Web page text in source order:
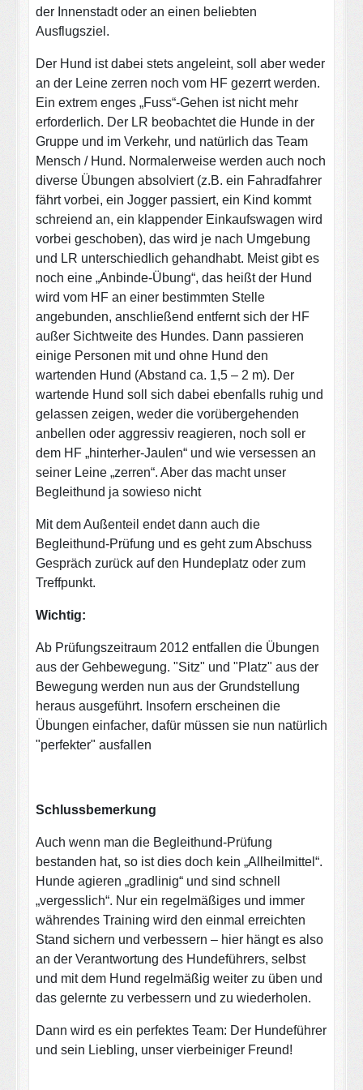
der Innenstadt oder an einen beliebten
Ausflugsziel.
Der Hund ist dabei stets angeleint, soll aber weder
an der Leine zerren noch vom HF gezerrt werden.
Ein extrem enges „Fuss“-Gehen ist nicht mehr
erforderlich. Der LR beobachtet die Hunde in der
Gruppe und im Verkehr, und natürlich das Team
Mensch / Hund. Normalerweise werden auch noch
diverse Übungen absolviert (z.B. ein Fahradfahrer
fährt vorbei, ein Jogger passiert, ein Kind kommt
schreiend an, ein klappender Einkaufswagen wird
vorbei geschoben), das wird je nach Umgebung
und LR unterschiedlich gehandhabt. Meist gibt es
noch eine „Anbinde-Übung“, das heißt der Hund
wird vom HF an einer bestimmten Stelle
angebunden, anschließend entfernt sich der HF
außer Sichtweite des Hundes. Dann passieren
einige Personen mit und ohne Hund den
wartenden Hund (Abstand ca. 1,5 – 2 m). Der
wartende Hund soll sich dabei ebenfalls ruhig und
gelassen zeigen, weder die vorübergehenden
anbellen oder aggressiv reagieren, noch soll er
dem HF „hinterher-Jaulen“ und wie versessen an
seiner Leine „zerren“. Aber das macht unser
Begleithund ja sowieso nicht
Mit dem Außenteil endet dann auch die
Begleithund-Prüfung und es geht zum Abschuss
Gespräch zurück auf den Hundeplatz oder zum
Treffpunkt.
Wichtig:
Ab Prüfungszeitraum 2012 entfallen die Übungen
aus der Gehbewegung. "Sitz" und "Platz" aus der
Bewegung werden nun aus der Grundstellung
heraus ausgeführt. Insofern erscheinen die
Übungen einfacher, dafür müssen sie nun natürlich
"perfekter" ausfallen
Schlussbemerkung
Auch wenn man die Begleithund-Prüfung
bestanden hat, so ist dies doch kein „Allheilmittel“.
Hunde agieren „gradlinig“ und sind schnell
„vergesslich“. Nur ein regelmäßiges und immer
währendes Training wird den einmal erreichten
Stand sichern und verbessern – hier hängt es also
an der Verantwortung des Hundeführers, selbst
und mit dem Hund regelmäßig weiter zu üben und
das gelernte zu verbessern und zu wiederholen.
Dann wird es ein perfektes Team: Der Hundeführer
und sein Liebling, unser vierbeiniger Freund!